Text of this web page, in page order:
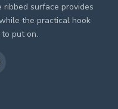
surface provides
the practical hook
put on.